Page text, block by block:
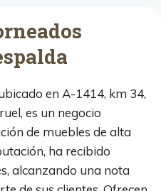
en A-1414, km 34,
es un negocio
de muebles de alta
ha recibido
alcanzando una nota